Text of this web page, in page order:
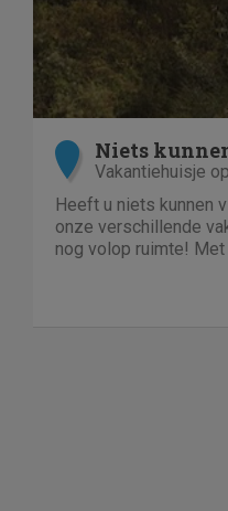
Niets
Vakantiehuisje
Heeft u niets kunnen
onze verschillende
nog volop ruimte!